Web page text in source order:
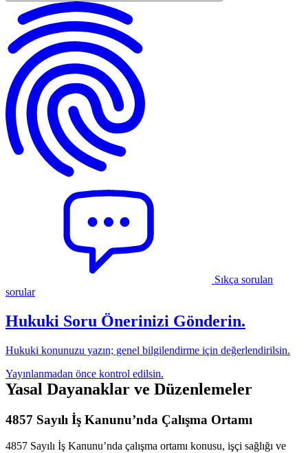
Yasal Dayanaklar ve Düzenlemeler
İşverenin Yükümlülükleri
Çalışanın Hakları ve Korunma Mekanizmaları
Isıtma ve Klima Eksikliğinde Haklı Fesih
Fesih Süreci ve Sonuçları
Diğer Haklı Fesih Sebepleriyle Karşılaştırma
Ulusal ve Uluslararası Haklar
Uzman Desteği ve İş Hukuku Avukatının Rolü
Sıkça sorulan
sorular
Hukuki Soru Önerinizi Gönderin.
Hukuki konunuzu yazın; genel bilgilendirme için değerlendirilsin.
Yayınlanmadan önce kontrol edilsin.
Yasal Dayanaklar ve Düzenlemeler
4857 Sayılı İş Kanunu’nda Çalışma Ortamı
4857 Sayılı İş Kanunu’nda çalışma ortamı konusu, işçi sağlığı ve